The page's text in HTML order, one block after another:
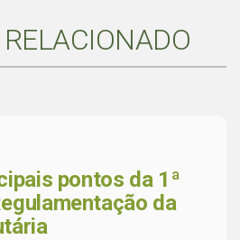
pontos da 1ª
da